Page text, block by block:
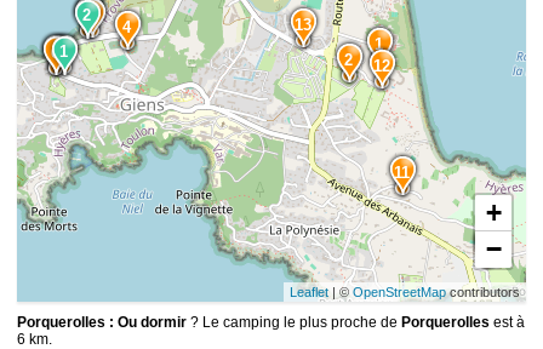
15
13
12
11
10
9
8
76
5
4
2
1
2
1
+
−
Leaflet| © OpenStreetMapcontributors
Porquerolles : Ou dormir ? Le camping le plus proche de Porquerolles est à
6 km.